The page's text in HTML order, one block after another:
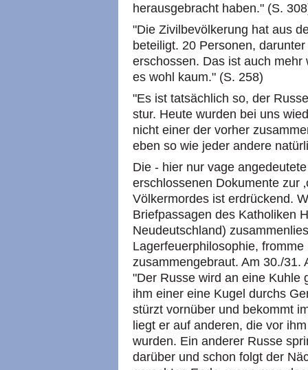
herausgebracht haben." (S.
"Die Zivilbevölkerung hat aus
beteiligt. 20 Personen,
erschossen. Das ist auch
es wohl kaum." (S. 258)
"Es ist tatsächlich so, der
stur. Heute wurden bei uns
nicht einer der vorher
eben so wie jeder andere
Die - hier nur vage
erschlossenen Dokumente zur
Völkermordes ist erdrückend.
Briefpassagen des Katholiken
Neudeutschland)
Lagerfeuerphilosophie,
zusammengebraut. Am 30./31.
"Der Russe wird an eine Kuhle
ihm einer eine Kugel durchs
stürzt vornüber und bekommt
liegt er auf anderen, die vor
wurden. Ein anderer Russe
darüber und schon folgt der